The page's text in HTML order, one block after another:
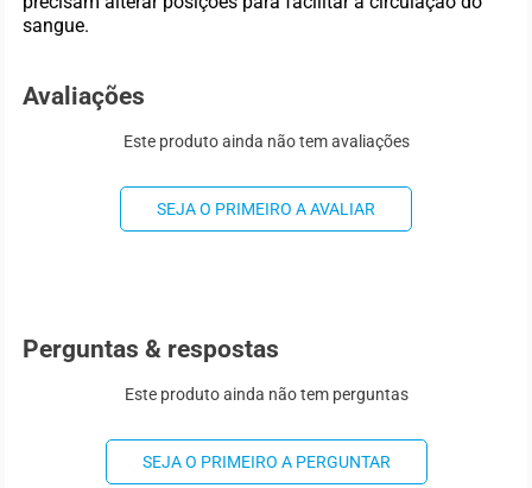
sangue.
Avaliações
Este produto ainda não tem avaliações
SEJA O PRIMEIRO A AVALIAR
Perguntas & respostas
Este produto ainda não tem perguntas
SEJA O PRIMEIRO A PERGUNTAR